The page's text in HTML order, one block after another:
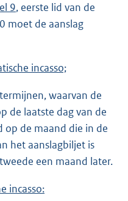
9, eerste lid van de
moet de aanslag
incasso;
waarvan de
de laatste dag van de
op de maand die in de
het aanslagbiljet is
een maand later.
incasso: